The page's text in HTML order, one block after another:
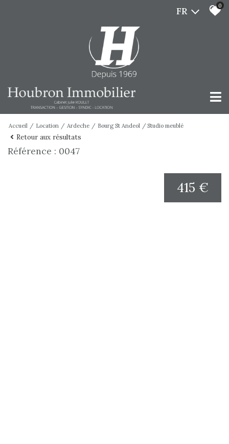
FR 0
Accueil Location Ardeche Bourg St Andeol Studio meublé
Retour aux résultats
Référence : 0047
415 €